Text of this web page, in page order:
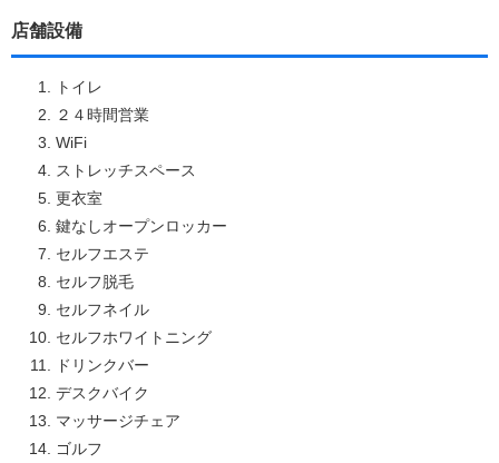
店舗設備
トイレ
２４時間営業
WiFi
ストレッチスペース
更衣室
鍵なしオープンロッカー
セルフエステ
セルフ脱毛
セルフネイル
セルフホワイトニング
ドリンクバー
デスクバイク
マッサージチェア
ゴルフ